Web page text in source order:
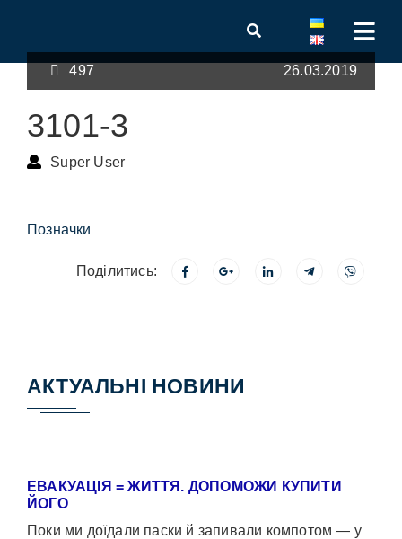
497 26.03.2019
3101-3
Super User
Позначки
Поділитись:
АКТУАЛЬНІ НОВИНИ
ЕВАКУАЦІЯ = ЖИТТЯ. ДОПОМОЖИ КУПИТИ
ЙОГО
Поки ми доїдали паски й запивали компотом — у